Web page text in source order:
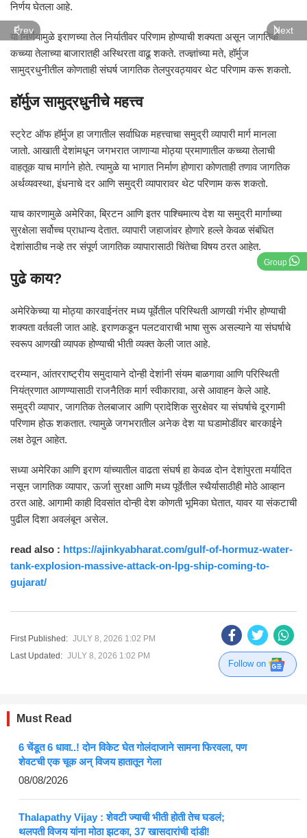
Group
निर्णय घेतला आहे.
या निर्णयामुळे इराणच्या तेल निर्यातीवर परिणाम होण्याची शक्यता असून जागतिक
कच्च्या तेलाच्या बाजारातही अस्थिरता वाढू शकते. तज्ज्ञांच्या मते, हॉर्मुज
सामुद्रधुनीतील कोणताही संघर्ष जागतिक तेलपुरवठ्यावर थेट परिणाम करू शकतो.
हॉर्मुज सामुद्रधुनीचे महत्त्व
स्ट्रेट ऑफ हॉर्मुज हा जगातील सर्वाधिक महत्त्वाचा समुद्री व्यापारी मार्ग मानला
जातो. आखाती देशांमधून जगभरात जाणाऱ्या मोठ्या प्रमाणातील कच्च्या तेलाची
वाहतूक याच मार्गाने होते. त्यामुळे या भागात निर्माण होणारा कोणताही तणाव जागतिक
अर्थव्यवस्था, इंधनाचे दर आणि समुद्री व्यापारावर थेट परिणाम करू शकतो.
याच कारणामुळे अमेरिका, ब्रिटन आणि इतर पाश्चिमात्य देश या समुद्री मार्गाच्या
सुरक्षेला सर्वोच्च प्राधान्य देतात. व्यापारी जहाजांवर होणारे हल्ले केवळ संबंधित
देशांसाठीच नव्हे तर संपूर्ण जागतिक व्यापारासाठी चिंतेचा विषय ठरत आहेत.
पुढे काय?
अमेरिकेच्या या मोठ्या कारवाईनंतर मध्य पूर्वेतील परिस्थिती आणखी गंभीर होण्याची
शक्यता वर्तवली जात आहे. इराणकडून पलटवाराची भाषा सुरू असल्याने या संघर्षाचे
स्वरूप आणखी व्यापक होण्याची भीती व्यक्त केली जात आहे.
दरम्यान, आंतरराष्ट्रीय समुदायाने दोन्ही देशांनी संयम बाळगावा आणि परिस्थिती
नियंत्रणात आणण्यासाठी राजनैतिक मार्ग स्वीकारावा, असे आवाहन केले आहे.
समुद्री व्यापार, जागतिक तेलबाजार आणि प्रादेशिक सुरक्षेवर या संघर्षाचे दूरगामी
परिणाम होऊ शकतात. त्यामुळे जगभरातील अनेक देश या घडामोडींवर बारकाईने
लक्ष ठेवून आहेत.
सध्या अमेरिका आणि इराण यांच्यातील वाढता संघर्ष हा केवळ दोन देशांपुरता मर्यादित
नसून जागतिक व्यापार, ऊर्जा सुरक्षा आणि मध्य पूर्वेतील स्थैर्यासाठीही मोठे आव्हान
ठरत आहे. आगामी काही दिवसांत दोन्ही देश कोणती भूमिका घेतात, यावर या संकटाची
पुढील दिशा अवलंबून असेल.
read also : https://ajinkyabharat.com/gulf-of-hormuz-water-
tank-explosion-massive-attack-on-lpg-ship-coming-to-
gujarat/
First Published: JULY 8, 2026 1:02 PM
Last Updated: JULY 8, 2026 1:02 PM
Follow on
Prev Next
Must Read
6 चेंडूत 6 धावा..! दोन विकेट घेत गोलंदाजाने सामना फिरवला, पण
शेवटची एक चूक अन् विजय हातातून गेला
08/08/2026
Thalapathy Vijay : शेवटी ज्याची भीती होती तेच घडलं;
थलपती विजय यांना मोठा झटका, 37 खासदारांची दांडी!